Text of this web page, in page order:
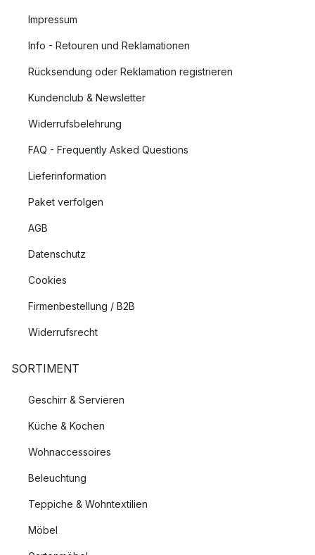
Impressum
Info - Retouren und Reklamationen
Rücksendung oder Reklamation registrieren
Kundenclub & Newsletter
Widerrufsbelehrung
FAQ - Frequently Asked Questions
Lieferinformation
Paket verfolgen
AGB
Datenschutz
Cookies
Firmenbestellung / B2B
Widerrufsrecht
SORTIMENT
Geschirr & Servieren
Küche & Kochen
Wohnaccessoires
Beleuchtung
Teppiche & Wohntextilien
Möbel